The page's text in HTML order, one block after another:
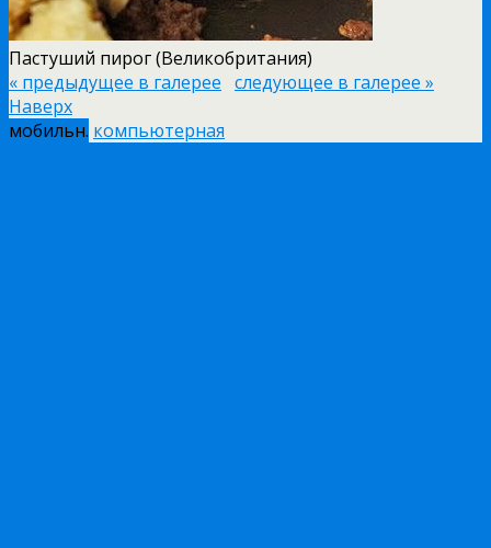
Пастуший пирог (Великобритания)
« предыдущее в галерее следующее в галерее »
Наверх
мобильн. компьютерная